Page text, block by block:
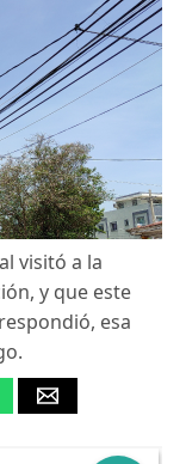
visitó a la
y que este
esa